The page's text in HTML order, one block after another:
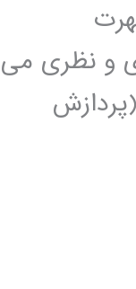
و نظری می